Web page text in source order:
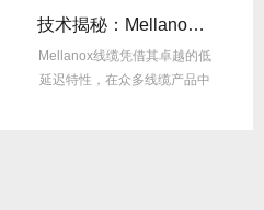
技术揭秘：Mellanox线缆低延迟背后的“信号优化”黑科技！
Mellanox线缆凭借其卓越的低
延迟特性，在众多线缆产品中